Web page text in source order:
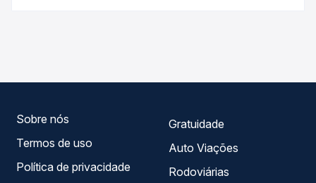
Sobre nós
Termos de uso
Política de privacidade
Gratuidade
Auto Viações
Rodoviárias